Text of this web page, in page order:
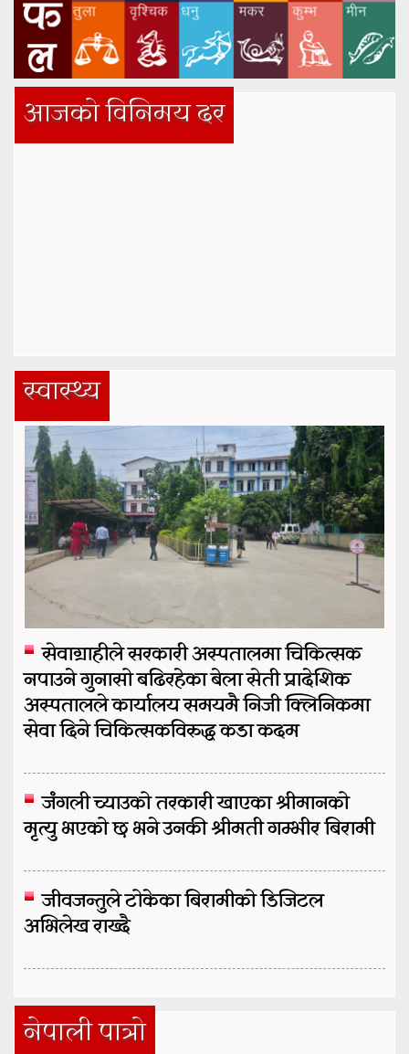
आजको विनिमय दर
स्वास्थ्य
सेवाग्राहीले सरकारी अस्पतालमा चिकित्सक
नपाउने गुनासो बढिरहेका बेला सेती प्रादेशिक
अस्पतालले कार्यालय समयमै निजी क्लिनिकमा
सेवा दिने चिकित्सकविरुद्ध कडा कदम
जंगली च्याउको तरकारी खाएका श्रीमानको
मृत्यु भएको छ भने उनकी श्रीमती गम्भीर बिरामी
जीवजन्तुले टोकेका बिरामीको डिजिटल
अभिलेख राख्दै
नेपाली पात्रो